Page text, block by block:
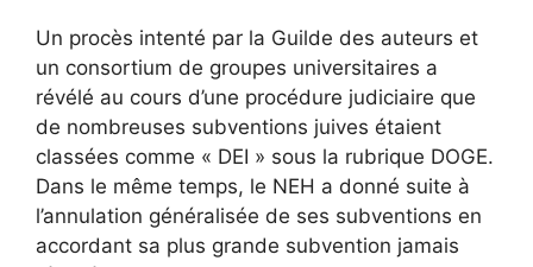
Un procès intenté par la Guilde des auteurs et
un consortium de groupes universitaires a
révélé au cours d’une procédure judiciaire que
de nombreuses subventions juives étaient
classées comme « DEI » sous la rubrique DOGE.
Dans le même temps, le NEH a donné suite à
l’annulation généralisée de ses subventions en
accordant sa plus grande subvention jamais